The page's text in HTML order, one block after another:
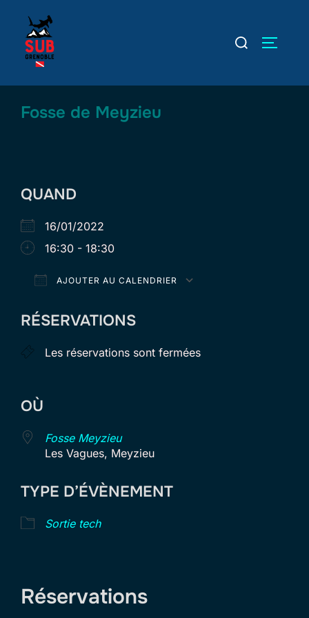
contenu
Rechercher :
Fosse de Meyzieu
QUAND
16/01/2022
16:30 - 18:30
AJOUTER AU CALENDRIER
RÉSERVATIONS
Les réservations sont fermées
OÙ
Fosse Meyzieu
Les Vagues, Meyzieu
TYPE D’ÉVÈNEMENT
Sortie tech
Réservations